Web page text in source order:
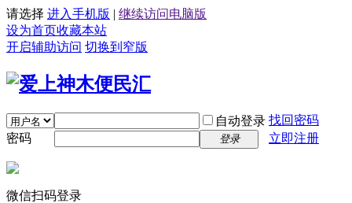
请选择 进入手机版 | 继续访问电脑版
设为首页收藏本站
开启辅助访问 切换到窄版
自动登录 找回密码
密码
登录 立即注册
微信扫码登录